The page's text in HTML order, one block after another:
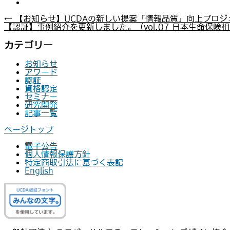
← 【お知らせ】UCDAの新しい提案「情報品質」向上プロジ
【認証】事例紹介を更新しました。（vol.07 日本生命保険
カテゴリー
お知らせ
アワード
認証
資格認定
セミナー
研究開発
記事一覧
ページトップ
電子公告
個人情報保護方針
特定商取引法に基づく表記
English